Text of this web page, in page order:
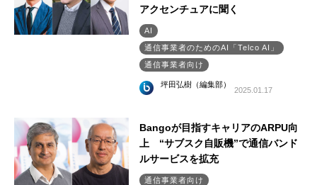
アクセンチュアに聞く
AI
通信事業者のためのAI「Telco AI」
通信事業者向け
坪田弘樹（編集部）
2025.01.17
Bangoが目指すキャリアのARPU向
上 “サブスク自販機”で通信バンド
ルサービスを拡充
通信事業者向け